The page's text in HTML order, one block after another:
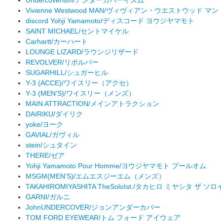
Vivienne Westwood MAN/ヴィヴィアン・ウエストウッド マン
discord Yohji Yamamoto/ディスコード ヨウジヤマモト
SAINT MICHAEL/セントマイケル
Carhartt/カーハート
LOUNGE LIZARD/ラウンジリザード
REVOLVER/リボルバー
SUGARHILL/シュガーヒル
Y-3 (ACCE)/ワイスリー（アクセ）
Y-3 (MEN’S)/ワイスリー（メンズ）
MAIN ATTRACTION/メインアトラクション
DAIRIKU/ダイリク
yoke/ヨーク
GAVIAL/ガヴィル
stein/シュタイン
THERE/ゼア
Yohji Yamamoto Pour Homme/ヨウジヤマモト プールオム
MSGM(MEN’S)/エムエスジーエム（メンズ）
TAKAHIROMIYASHITA TheSoloIst./タカヒロ ミヤシタ ザ ソロ
GARNI/ガルニ
JohnUNDERCOVER/ジョンアンダーカバー
TOM FORD EYEWEAR/トム フォード アイウェア